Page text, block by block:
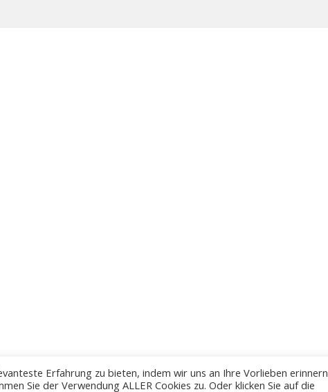
Erfahrung zu bieten, indem wir uns an Ihre Vorlieben erinnern
Sie der Verwendung ALLER Cookies zu. Oder klicken Sie auf die